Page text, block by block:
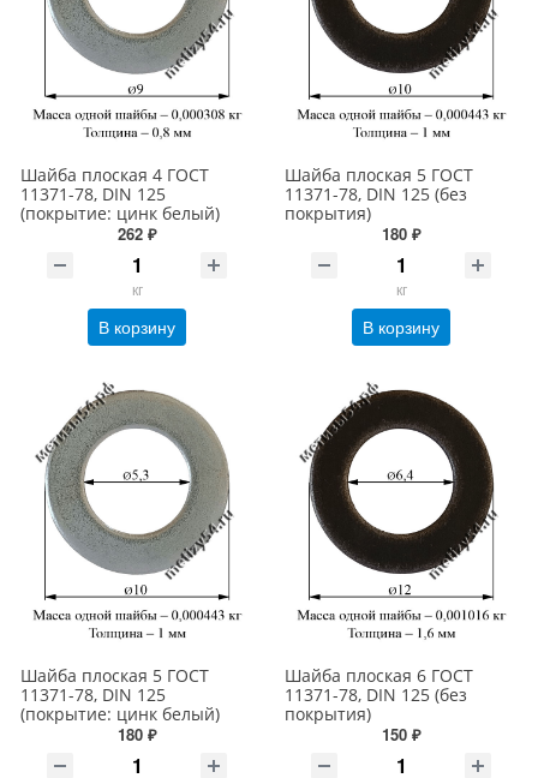
Шайба плоская 4 ГОСТ
11371-78, DIN 125
(покрытие: цинк белый)
262 ₽
кг
В корзину
Шайба плоская 5 ГОСТ
11371-78, DIN 125 (без
покрытия)
180 ₽
кг
В корзину
Шайба плоская 5 ГОСТ
11371-78, DIN 125
(покрытие: цинк белый)
180 ₽
Шайба плоская 6 ГОСТ
11371-78, DIN 125 (без
покрытия)
150 ₽